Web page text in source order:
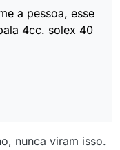
a pessoa, esse
4cc. solex 40
nunca viram isso.